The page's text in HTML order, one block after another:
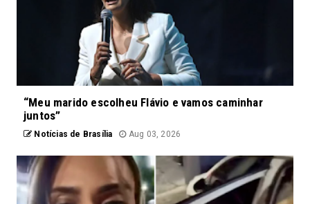
“Meu marido escolheu Flávio e vamos caminhar
juntos”
Notícias de Brasília Aug 03, 2026